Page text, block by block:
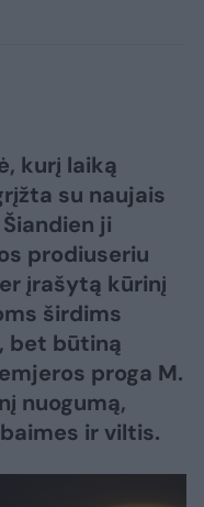
kurį laiką
su naujais
ji
prodiuseriu
įrašytą kūrinį
širdims
bet būtiną
proga M.
nuogumą,
ir viltis.